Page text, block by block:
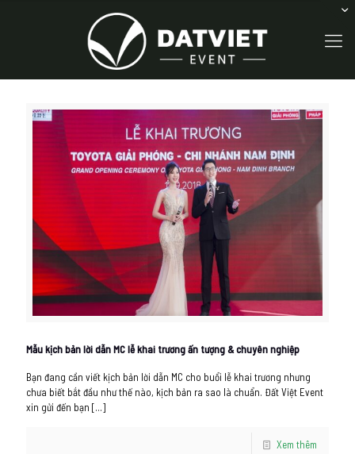
Mẫu kịch bản lời dẫn MC lễ khai trương ấn tượng & chuyên nghiệp
Bạn đang cần viết kịch bản lời dẫn MC cho buổi lễ khai trương nhưng
chưa biết bắt đầu như thế nào, kịch bản ra sao là chuẩn. Đất Việt Event
xin gửi đến bạn […]
Xem thêm